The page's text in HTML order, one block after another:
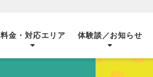
料金・対応エリア 体験談／お知らせ